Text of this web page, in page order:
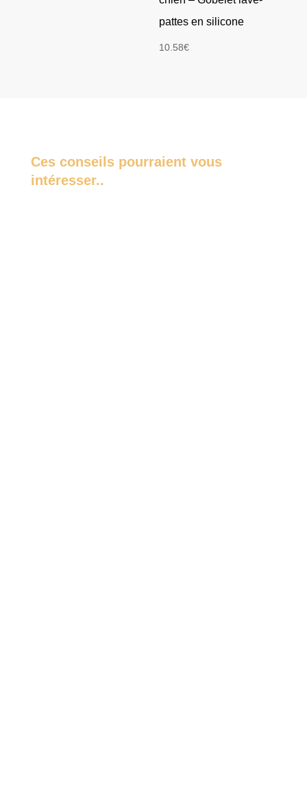
pattes en silicone
10.58€
Ces conseils pourraient vous
intéresser..